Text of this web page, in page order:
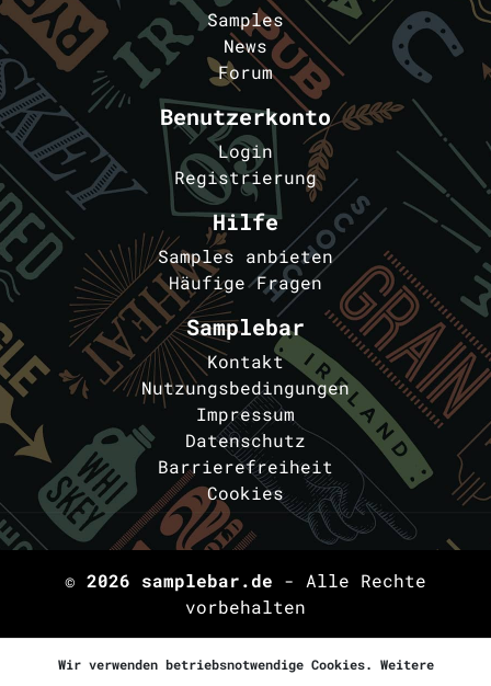
Samples
News
Forum
Benutzerkonto
Login
Registrierung
Hilfe
Samples anbieten
Häufige Fragen
Samplebar
Kontakt
Nutzungsbedingungen
Impressum
Datenschutz
Barrierefreiheit
Cookies
© 2026 samplebar.de - Alle Rechte
vorbehalten
Wir verwenden betriebsnotwendige Cookies. Weitere